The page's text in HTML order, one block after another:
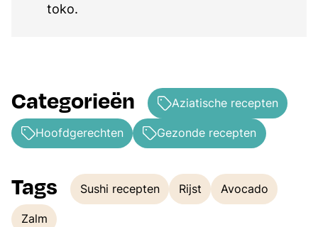
toko.
Categorieën Aziatische recepten
Hoofdgerechten Gezonde recepten
Tags
Tags
Sushi recepten Rijst Avocado
Zalm